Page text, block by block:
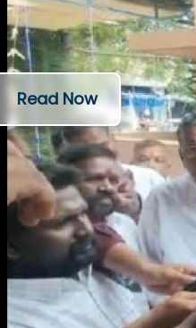
Read Now